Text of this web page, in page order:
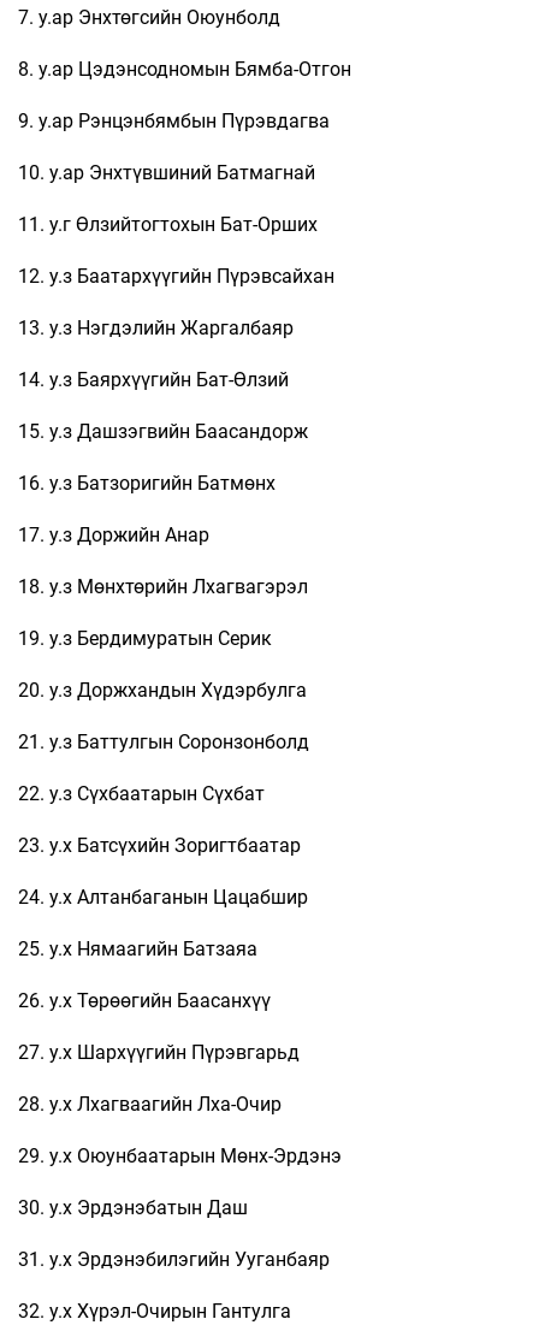
7. у.ар Энхтөгсийн Оюунболд
8. у.ар Цэдэнсодномын Бямба-Отгон
9. у.ар Рэнцэнбямбын Пүрэвдагва
10. у.ар Энхтүвшиний Батмагнай
11. у.г Өлзийтогтохын Бат-Орших
12. у.з Баатархүүгийн Пүрэвсайхан
13. у.з Нэгдэлийн Жаргалбаяр
14. у.з Баярхүүгийн Бат-Өлзий
15. у.з Дашзэгвийн Баасандорж
16. у.з Батзоригийн Батмөнх
17. у.з Доржийн Анар
18. у.з Мөнхтөрийн Лхагвагэрэл
19. у.з Бердимуратын Серик
20. у.з Доржхандын Хүдэрбулга
21. у.з Баттулгын Соронзонболд
22. у.з Сүхбаатарын Сүхбат
23. у.х Батсүхийн Зоригтбаатар
24. у.х Алтанбаганын Цацабшир
25. у.х Нямаагийн Батзаяа
26. у.х Төрөөгийн Баасанхүү
27. у.х Шархүүгийн Пүрэвгарьд
28. у.х Лхагваагийн Лха-Очир
29. у.х Оюунбаатарын Мөнх-Эрдэнэ
30. у.х Эрдэнэбатын Даш
31. у.х Эрдэнэбилэгийн Ууганбаяр
32. у.х Хүрэл-Очирын Гантулга